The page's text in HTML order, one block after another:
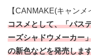
【CANMAKE(キャンメ
コスメとして、「パス
ーズシャドウメーカー
の新色などを発売しま